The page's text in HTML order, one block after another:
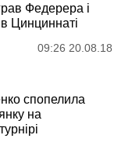
Федерера і
Цинциннаті
09:26 20.08.18
спопелила
на